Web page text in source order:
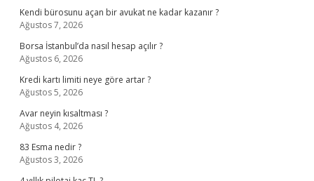
Kendi bürosunu açan bir avukat ne kadar kazanır ?
Ağustos 7, 2026
Borsa İstanbul’da nasıl hesap açılır ?
Ağustos 6, 2026
Kredi kartı limiti neye göre artar ?
Ağustos 5, 2026
Avar neyin kısaltması ?
Ağustos 4, 2026
83 Esma nedir ?
Ağustos 3, 2026